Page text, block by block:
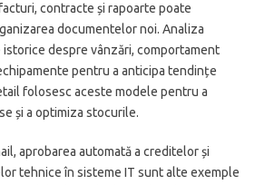
contracte și rapoarte poate
documentelor noi. Analiza
despre vânzări, comportament
pentru a anticipa tendințe
folosesc aceste modele pentru a
și a optimiza stocurile.
aprobarea automată a creditelor și
tehnice în sisteme IT sunt alte exemple